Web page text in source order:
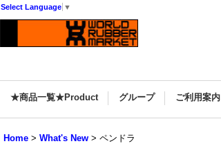
Select Language ▼
★商品一覧★Product グループ ご利用案内
Home > What's New > ペンドラ